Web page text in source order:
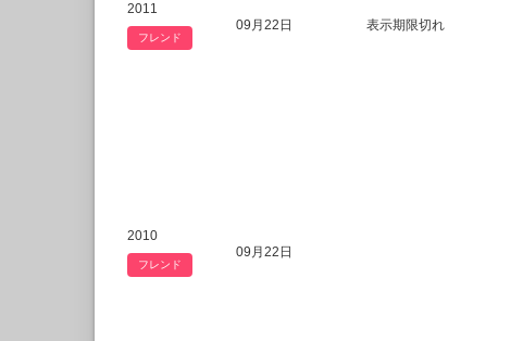
2011
フレンド
09月22日 表示期限切れ
2010
フレンド
09月22日